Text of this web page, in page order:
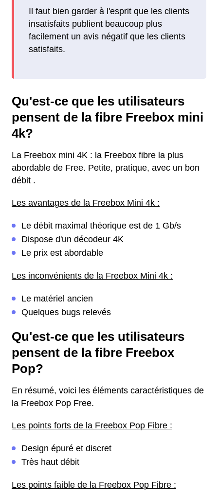
Il faut bien garder à l'esprit que les clients
insatisfaits publient beaucoup plus
facilement un avis négatif que les clients
satisfaits.
Qu'est-ce que les utilisateurs
pensent de la fibre Freebox mini
4k?
La Freebox mini 4K : la Freebox fibre la plus
abordable de Free. Petite, pratique, avec un bon
débit .
Les avantages de la Freebox Mini 4k :
Le débit maximal théorique est de 1 Gb/s
Dispose d'un décodeur 4K
Le prix est abordable
Les inconvénients de la Freebox Mini 4k :
Le matériel ancien
Quelques bugs relevés
Qu'est-ce que les utilisateurs
pensent de la fibre Freebox
Pop?
En résumé, voici les éléments caractéristiques de
la Freebox Pop Free.
Les points forts de la Freebox Pop Fibre :
Design épuré et discret
Très haut débit
Les points faible de la Freebox Pop Fibre :